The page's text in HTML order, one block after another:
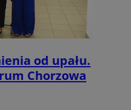
od upału.
Chorzowa